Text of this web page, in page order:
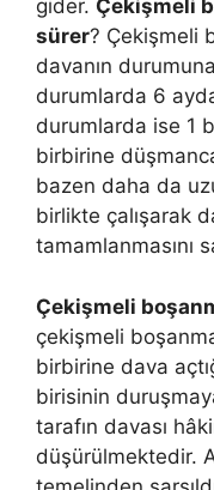
gider. Çekişmeli
sürer? Çekişmeli
davanın
durumlarda 6
durumlarda ise 1
birbirine
bazen daha da
birlikte çalışarak
tamamlanmasını
Çekişmeli
çekişmeli
birbirine dava
birisinin
tarafın davası
düşürülmektedir.